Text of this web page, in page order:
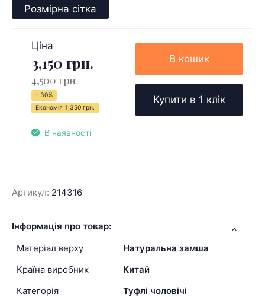
Розмірна сітка
Ціна
3,150 грн.
4,500 грн.
- 30%
Економія 1,350 грн.
В наявності
В кошик
Купити в 1 клік
Артикул: 214316
Інформація про товар:
Матеріал верху
Натуральна замша
Країна виробник
Китай
Категорія
Туфлі чоловічі